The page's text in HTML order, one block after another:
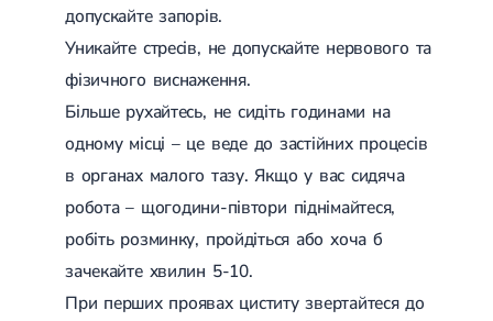
допускайте запорів.
Уникайте стресів, не допускайте нервового та
фізичного виснаження.
Більше рухайтесь, не сидіть годинами на
одному місці – це веде до застійних процесів
в органах малого тазу. Якщо у вас сидяча
робота – щогодини-півтори піднімайтеся,
робіть розминку, пройдіться або хоча б
зачекайте хвилин 5-10.
При перших проявах циститу звертайтеся до